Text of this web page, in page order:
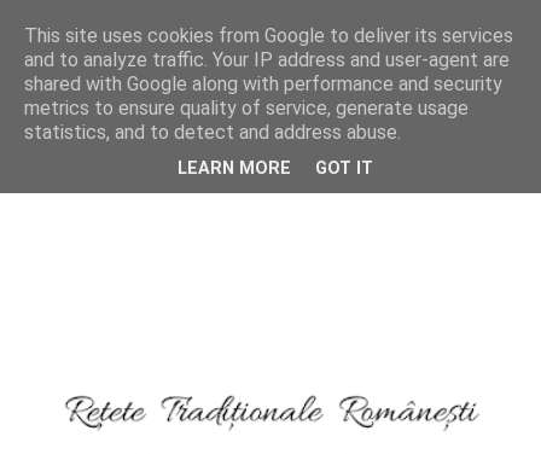
This site uses cookies from Google to deliver its services
and to analyze traffic. Your IP address and user-agent are
shared with Google along with performance and security
metrics to ensure quality of service, generate usage
statistics, and to detect and address abuse.
LEARN MORE GOT IT